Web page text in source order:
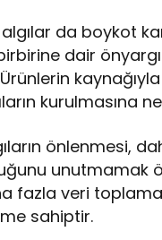
da boykot
dair
kaynağıyla
kurulmasına
önlenmesi,
unutmamak
fazla veri
sahiptir.